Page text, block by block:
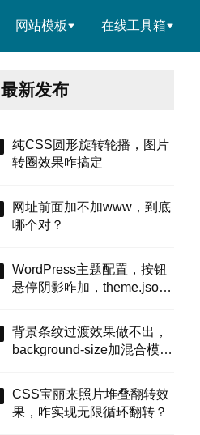
网站模板 在线工具箱
最新发布
纯CSS圆形旋转轮播，图片
转圈效果咋搞定
网址前面加不加www，到底
哪个对？
WordPress主题配置，按钮
悬停阴影咋加，theme.json
背景条纹过渡效果做不出，
background-size加混合模式
CSS宝丽来照片堆叠翻转效
果，咋实现无限循环翻转？